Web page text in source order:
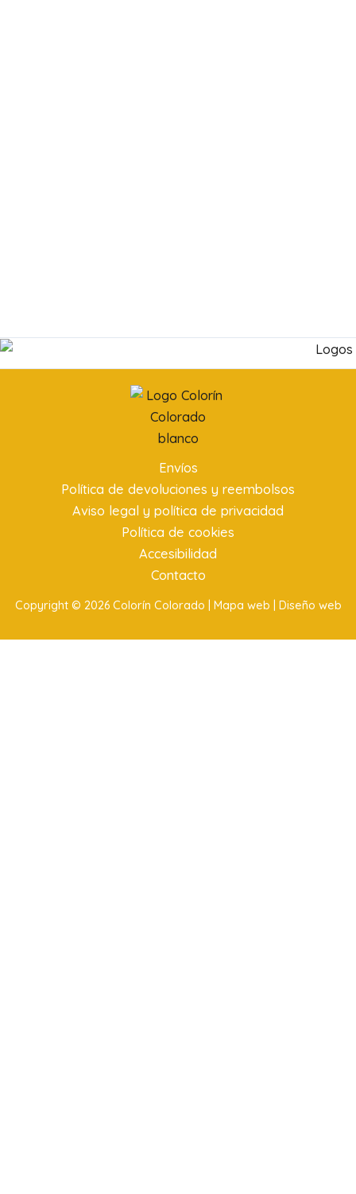
Envíos
Política de devoluciones y reembolsos
Aviso legal y política de privacidad
Política de cookies
Accesibilidad
Contacto
Copyright © 2026 Colorín Colorado | Mapa web | Diseño web